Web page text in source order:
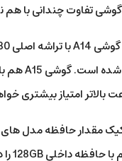
تفاوت چندانی با هم
امتیاز بیشتری